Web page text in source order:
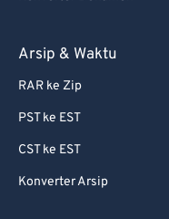
Arsip & Waktu
RAR ke Zip
PST ke EST
CST ke EST
Konverter Arsip